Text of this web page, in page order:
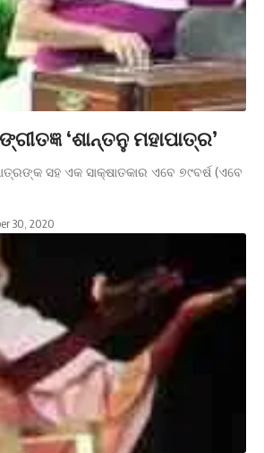
‘ଶାନ୍ତନୁ ମହାପାତ୍ର’
ସହ ଏକ ସାକ୍ଷାତକାର ଏବେ ୭୯ବର୍ଷ (ଏବେ
30, 2020